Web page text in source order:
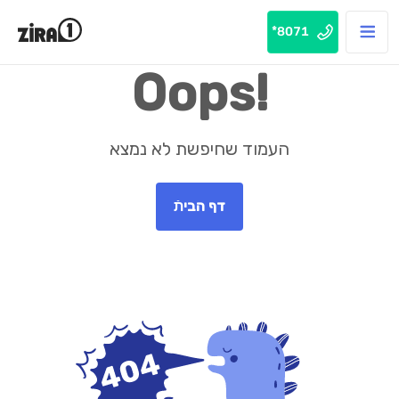
8071*
Oops!
העמוד שחיפשת לא נמצא
דף הביתֿ